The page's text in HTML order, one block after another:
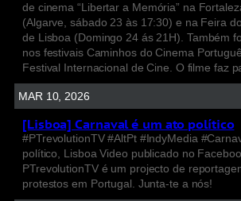
de cinema “Libertar a Memória” na
(Algarve, sábado 23 às 17:30) e na Feira
de Lisboa (Domingo 24 ás 21H). Também
nos festivais Caminhos do Cinema
Festival Internacional de Cine. O filme faz
MAR 10, 2026
[Lisboa] Carnaval é um ato político
#PTrevolutionTV #AltPt #IndyMedia
político, Lisboa Video publicado no
PTrevolutionTV é um projecto de
protestos em Portugal. Junta-te a nós!